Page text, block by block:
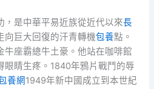
，是中華平易近族從近代以來長
向巨大回復的汗青轉機包養點。
牛座霸總牛土豪。他站在咖啡館
眼睛生疼。1840年鴉片戰鬥的辱
養網1949年新中國成立到本世紀